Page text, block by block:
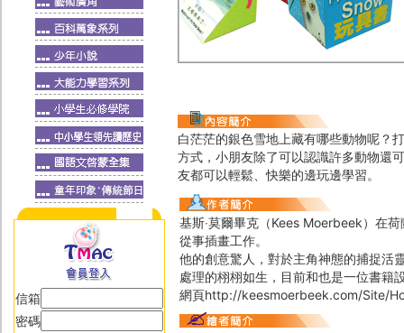
信箱
密碼
白茫茫的銀色雪地上藏有哪些動物呢？
方式，小朋友除了可以認識許多動物還
友都可以輕鬆、快樂的邊玩邊學習。
基斯‧莫爾畢克（Kees Moerbeek）在
從事插畫工作。
他的創意驚人，對於主角神態的捕捉活
處理的栩栩如生，目前和也是一位書籍
網頁http://keesmoerbeek.com/Site/